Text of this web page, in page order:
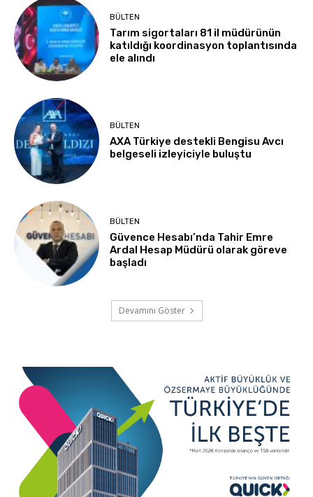
BÜLTEN
Tarım sigortaları 81 il müdürünün
katıldığı koordinasyon toplantısında
ele alındı
BÜLTEN
AXA Türkiye destekli Bengisu Avcı
belgeseli izleyiciyle buluştu
BÜLTEN
Güvence Hesabı’nda Tahir Emre
Ardal Hesap Müdürü olarak göreve
başladı
Devamını Göster